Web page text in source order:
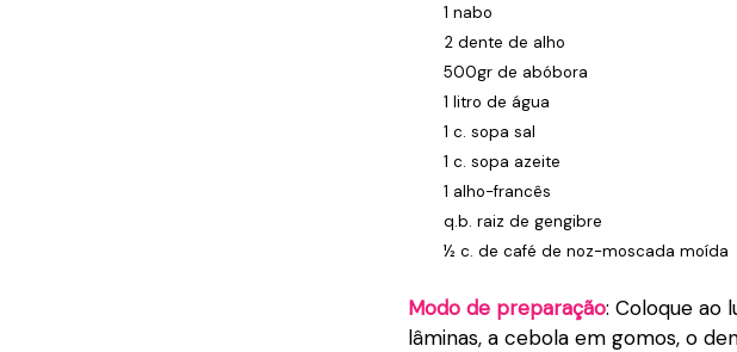
1 nabo
2 dente de alho
500gr de abóbora
1 litro de água
1 c. sopa sal
1 c. sopa azeite
1 alho-francês
q.b. raiz de gengibre
½ c. de café de noz-moscada moída
Modo de preparação: Coloque ao
lâminas, a cebola em gomos, o